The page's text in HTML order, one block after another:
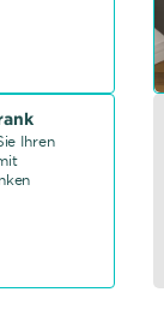
Ihren